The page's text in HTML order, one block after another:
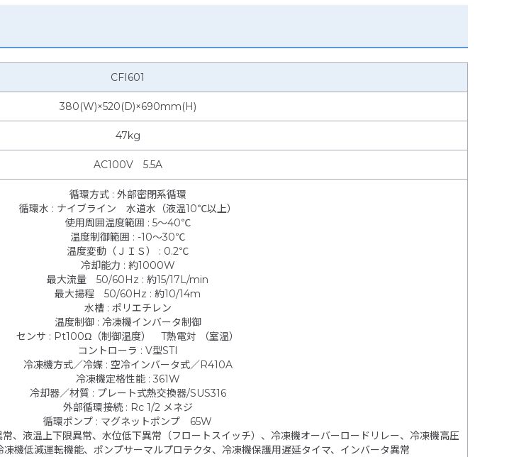
CFI601
380(W)×520(D)×690mm(H)
47kg
AC100V 5.5A
循環方式 : 外部密閉系循環
循環水 : ナイブライン 水道水（液温10℃以上）
使用周囲温度範囲 : 5～40℃
温度制御範囲 : -10～30℃
温度変動（ＪＩＳ） : 0.2℃
冷却能力 : 約1000W
最大流量 50/60Hz : 約15/17L/min
最大揚程 50/60Hz : 約10/14m
水槽 : ポリエチレン
温度制御 : 冷凍機インバータ制御
センサ : Pt100Ω（制御温度） T熱電対 （室温）
コントローラ : V型STI
冷凍機方式／冷媒 : 空冷インバータ式／R410A
冷凍機定格性能 : 361W
冷却器／材質 : プレート式熱交換器/SUS316
外部循環接続 : Rc 1/2 メネジ
循環ポンプ : マグネットポンプ 65W
、液温上下限異常、水位低下異常（フロートスイッチ）、冷凍機オーバーロードリレー、冷凍機高圧
機低減運転機能、ポンプサーマルプロテクタ、冷凍機保護用遅延タイマ、インバータ異常